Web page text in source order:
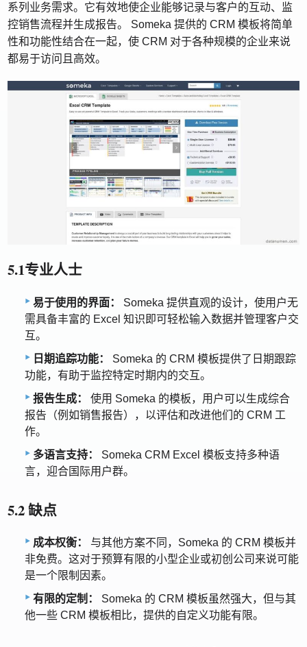
系列业务需求。它有效地使企业能够记录与客户的互动、监
控销售流程并生成报告。 Someka 提供的 CRM 模板将简单
性和功能性结合在一起，使 CRM 对于各种规模的企业来说
都易于访问且高效。
5.1专业人士
易于使用的界面：
Someka 提供直观的设计，使用户无
需具备丰富的 Excel 知识即可轻松输入数据并管理客户交
互。
日期追踪功能：
Someka 的 CRM 模板提供了日期跟踪
功能，有助于监控特定时期内的交互。
报告生成：
使用 Someka 的模板，用户可以生成综合
报告（例如销售报告），以评估和改进他们的 CRM 工
作。
多语言支持：
Someka CRM Excel 模板支持多种语
言，迎合国际用户群。
5.2 缺点
成本权衡：
与其他方案不同，Someka 的 CRM 模板并
非免费。这对于预算有限的小型企业或初创公司来说可能
是一个限制因素。
有限的定制：
Someka 的 CRM 模板虽然强大，但与其
他一些 CRM 模板相比，提供的自定义功能有限。